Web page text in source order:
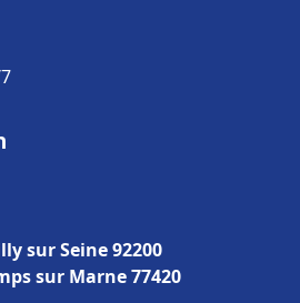
sur Seine 92200
sur Marne 77420